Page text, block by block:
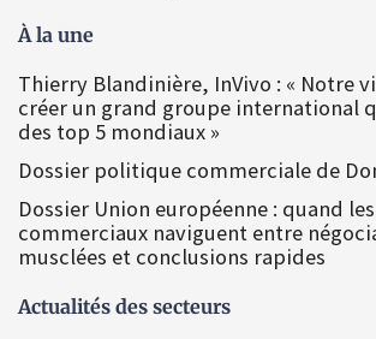
À la une
Thierry Blandinière, InVivo : « Notre
créer un grand groupe international
des top 5 mondiaux »
Dossier politique commerciale de
Dossier Union européenne : quand
commerciaux naviguent entre
musclées et conclusions rapides
Actualités des secteurs